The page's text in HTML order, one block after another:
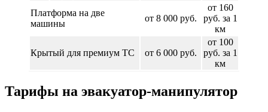
Платформа на две
машины
от 8 000 руб.
от 160
руб. за 1
км
Крытый для премиум ТС от 6 000 руб.
от 100
руб. за 1
км
Тарифы на эвакуатор-манипулятор